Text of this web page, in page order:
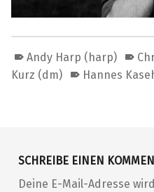
Andy Harp (harp)
Kurz (dm)
Hannes
SCHREIBE EINEN
Deine E-Mail-Adresse